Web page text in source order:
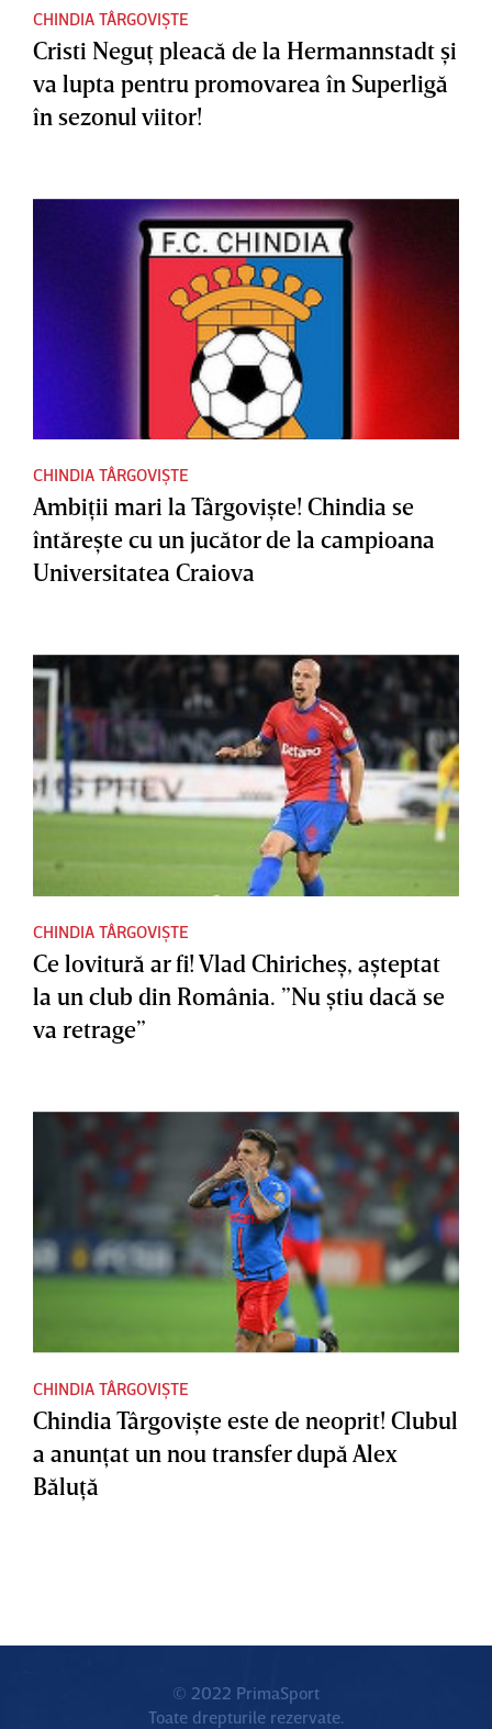
CHINDIA TÂRGOVIȘTE
Cristi Neguţ pleacă de la Hermannstadt şi
va lupta pentru promovarea în Superligă
în sezonul viitor!
CHINDIA TÂRGOVIȘTE
Ambiţii mari la Târgovişte! Chindia se
întăreşte cu un jucător de la campioana
Universitatea Craiova
CHINDIA TÂRGOVIȘTE
Ce lovitură ar fi! Vlad Chiricheş, aşteptat
la un club din România. ”Nu ştiu dacă se
va retrage”
CHINDIA TÂRGOVIȘTE
Chindia Târgovişte este de neoprit! Clubul
a anunţat un nou transfer după Alex
Băluţă
© 2022 PrimaSport
Toate drepturile rezervate.